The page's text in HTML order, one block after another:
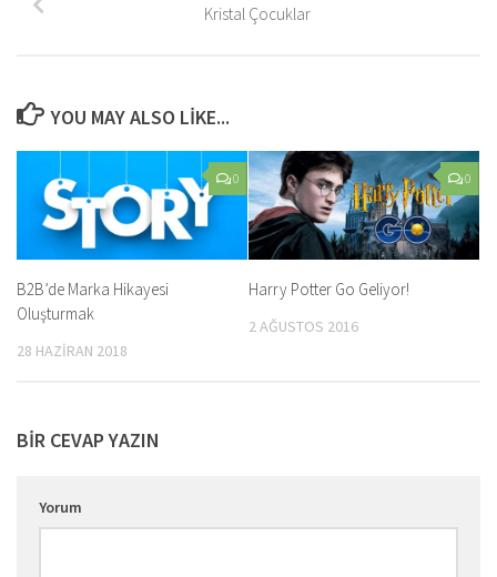
Kristal Çocuklar
YOU MAY ALSO LIKE...
0
B2B’de Marka Hikayesi
Oluşturmak
28 HAZIRAN 2018
0
Harry Potter Go Geliyor!
2 AĞUSTOS 2016
BIR CEVAP YAZIN
Yorum